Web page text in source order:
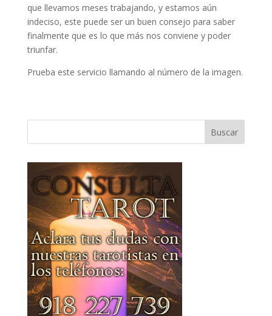
que llevamos meses trabajando, y estamos aún
indeciso, este puede ser un buen consejo para saber
finalmente que es lo que más nos conviene y poder
triunfar.
Prueba este servicio llamando al número de la imagen.